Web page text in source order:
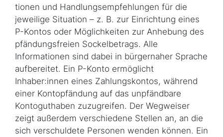
tio­nen und Handlungs­empfehlungen für die
jeweilige Situation – z. B. zur Einrichtung eines
P-Kontos oder Möglichkeiten zur Anhebung des
pfändungsfreien Sockelbetrags. Alle
Informationen sind dabei in bürgernaher Sprache
aufbereitet. Ein P-Konto ermöglicht
Inhaber:innen eines Zahlungskontos, während
einer Kontopfändung auf das unpfändbare
Kontoguthaben zuzugreifen. Der Wegweiser
zeigt außerdem verschiedene Stellen an, an die
sich verschuldete Personen wenden können. Ein